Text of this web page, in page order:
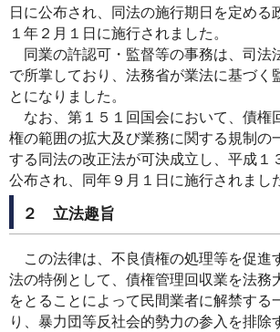
日に公布され、同法の施行期日を定める
１年２月１日に施行されました。
同業の許認可・監督等の事務は、司法
で所掌しており、法務省が業法に基づく
とになりました。
なお、第１５１回国会において、債権
権の範囲の拡大及び業務に関する規制の
する同法の改正法が可決成立し、平成１
公布され、同年９月１日に施行されまし
２ 立法趣旨
この法律は、不良債権の処理等を促進
法の特例として、債権管理回収業を法務
をとることによって民間業者に解禁する
り、暴力団等反社会的勢力の参入を排除